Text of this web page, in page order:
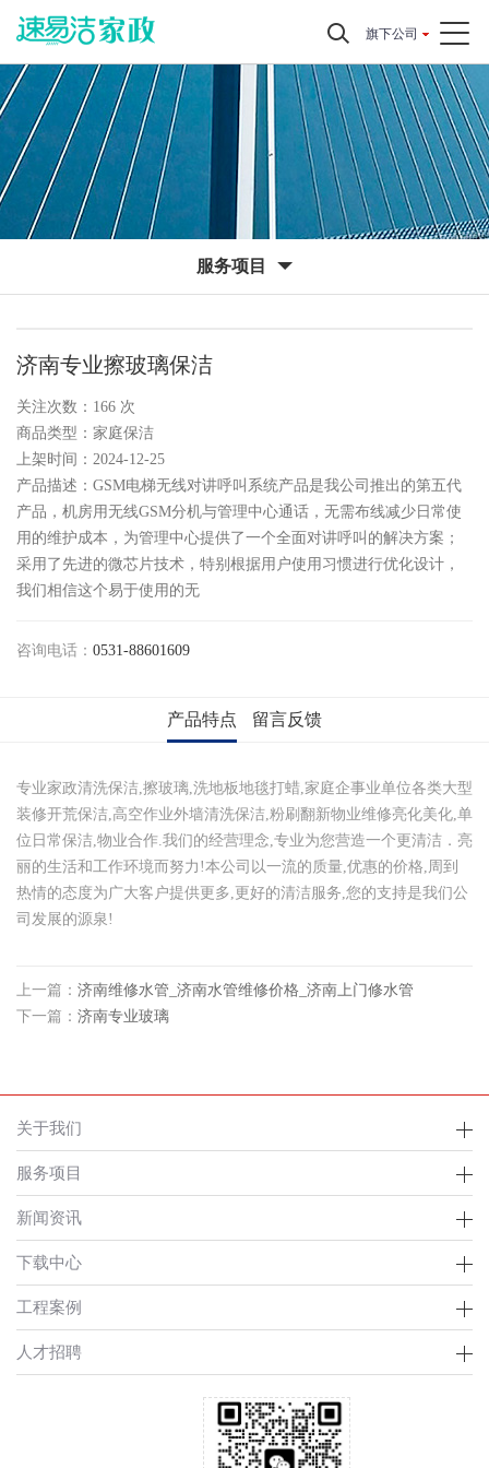
旗下公司
服务项目
济南专业擦玻璃保洁
关注次数： 166 次
商品类型：家庭保洁
上架时间：2024-12-25
产品描述：GSM电梯无线对讲呼叫系统产品是我公司推出的第五代
产品，机房用无线GSM分机与管理中心通话，无需布线减少日常使
用的维护成本，为管理中心提供了一个全面对讲呼叫的解决方案；
采用了先进的微芯片技术，特别根据用户使用习惯进行优化设计，
我们相信这个易于使用的无
咨询电话： 0531-88601609
产品特点 留言反馈
专业家政清洗保洁,擦玻璃,洗地板地毯打蜡,家庭企事业单位各类大型
装修开荒保洁,高空作业外墙清洗保洁,粉刷翻新物业维修亮化美化,单
位日常保洁,物业合作.我们的经营理念,专业为您营造一个更清洁．亮
丽的生活和工作环境而努力!本公司以一流的质量,优惠的价格,周到
热情的态度为广大客户提供更多,更好的清洁服务,您的支持是我们公
司发展的源泉!
上一篇： 济南维修水管_济南水管维修价格_济南上门修水管
下一篇： 济南专业玻璃
关于我们
服务项目
新闻资讯
下载中心
工程案例
人才招聘